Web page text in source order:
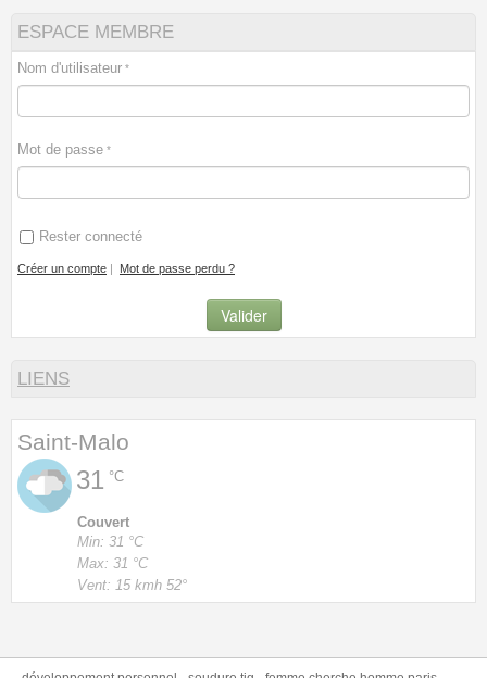
ESPACE MEMBRE
Nom d'utilisateur
Mot de passe
Rester connecté
Créer un compte | Mot de passe perdu ?
LIENS
Saint-Malo
31 °C
Couvert
Min: 31 °C
Max: 31 °C
Vent: 15 kmh 52°